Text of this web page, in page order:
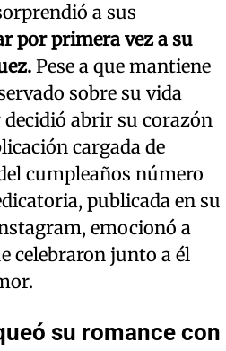
a sus
por primera vez a su
Pese a que mantiene
sobre su vida
abrir su corazón
cargada de
cumpleaños número
publicada en su
emocionó a
celebraron junto a él
su romance con